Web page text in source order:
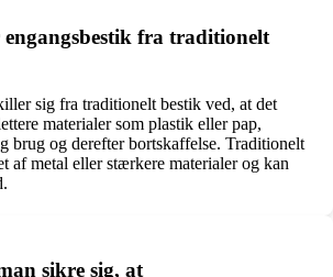
fra traditionelt
sig fra traditionelt bestik ved, at det
materialer som plastik eller pap,
brug og derefter bortskaffelse. Traditionelt
af metal eller stærkere materialer og kan
sikre sig, at